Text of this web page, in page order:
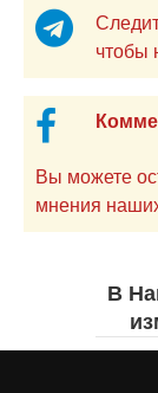
Вы можете
мнения
В